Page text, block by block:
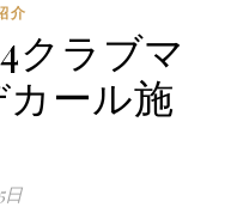
介
クラブマ
ール施
日